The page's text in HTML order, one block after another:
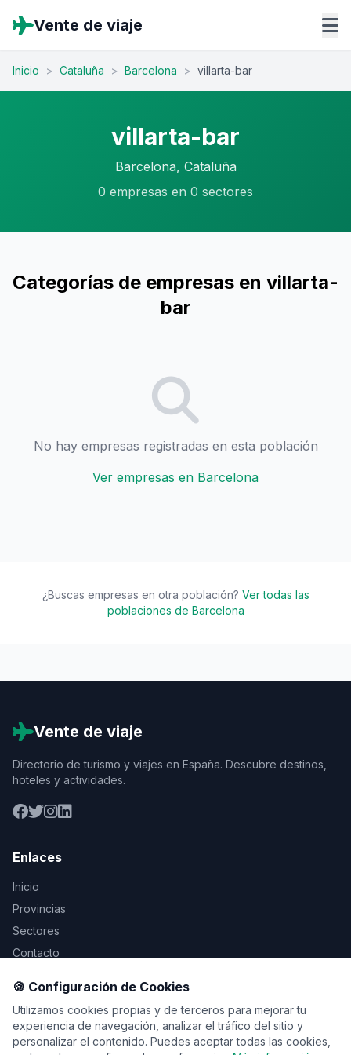
Vente de viaje
Inicio > Cataluña > Barcelona > villarta-bar
villarta-bar
Barcelona, Cataluña
0 empresas en 0 sectores
Categorías de empresas en villarta-
bar
No hay empresas registradas en esta población
Ver empresas en Barcelona
¿Buscas empresas en otra población? Ver todas las
poblaciones de Barcelona
Vente de viaje
Directorio de turismo y viajes en España. Descubre destinos,
hoteles y actividades.
Enlaces
Inicio
Provincias
Sectores
Contacto
Legal
Aviso Legal
Privacidad
🍪 Configuración de Cookies
Utilizamos cookies propias y de terceros para mejorar tu
experiencia de navegación, analizar el tráfico del sitio y
personalizar el contenido. Puedes aceptar todas las cookies,